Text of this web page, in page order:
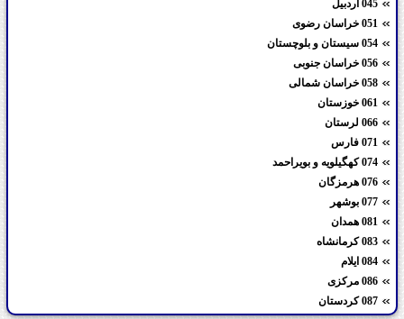
045 اردبیل
051 خراسان رضوی
054 سیستان و بلوچستان
056 خراسان جنوبی
058 خراسان شمالی
061 خوزستان
066 لرستان
071 فارس
074 کهگیلویه و بویراحمد
076 هرمزگان
077 بوشهر
081 همدان
083 کرمانشاه
084 ایلام
086 مرکزی
087 کردستان